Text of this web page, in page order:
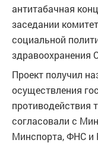
антитабачная
заседании
социальной
здравоохранения
Проект получил
осуществления
противодействия
согласовали с
Минспорта, ФНС и